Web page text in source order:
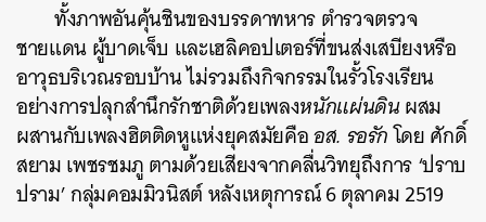
ทั้งภาพอันคุ้นชินของบรรดาทหาร ตำรวจตรวจ
ชายแดน ผู้บาดเจ็บ และเฮลิคอปเตอร์ที่ขนส่งเสบียงหรือ
อาวุธบริเวณรอบบ้าน ไม่รวมถึงกิจกรรมในรั้วโรงเรียน
อย่างการปลุกสำนึกรักชาติด้วยเพลงหนักแผ่นดินผสม
ผสานกับเพลงฮิตติดหูแห่งยุคสมัยคืออส. รอรักโดย ศักดิ์
สยาม เพชรชมภู ตามด้วยเสียงจากคลื่นวิทยุถึงการ ‘ปราบ
ปราม’ กลุ่มคอมมิวนิสต์ หลังเหตุการณ์ 6 ตุลาคม 2519